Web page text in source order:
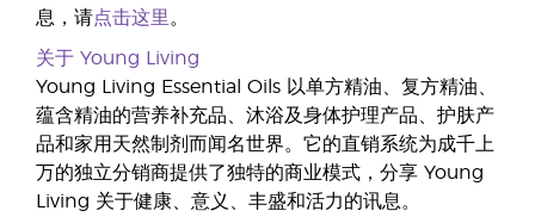
息，请点击这里 。
关于 Young Living
Young Living Essential Oils 以单方精油、复方精油、
蕴含精油的营养补充品、沐浴及身体护理产品、护肤产
品和家用天然制剂而闻名世界。它的直销系统为成千上
万的独立分销商提供了独特的商业模式，分享 Young
Living 关于健康、意义、丰盛和活力的讯息。